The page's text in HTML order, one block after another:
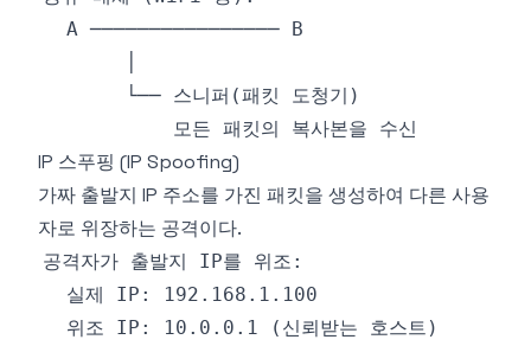
IP 스푸핑 (IP Spoofing)
가짜 출발지 IP 주소를 가진 패킷을 생성하여 다른 사용
자로 위장하는 공격이다.